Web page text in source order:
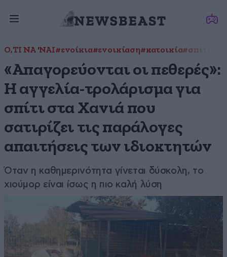
Ο,ΤΙ ΝΑ 'ΝΑΙ#ενοίκια#ενοικίαση#κατοικία#σπίτι
«Απαγορεύονται οι πεθερές»:
Η αγγελία-τρολάρισμα για
σπίτι στα Χανιά που
σατιρίζει τις παράλογες
απαιτήσεις των ιδιοκτητών
Όταν η καθημερινότητα γίνεται δύσκολη, το
χιούμορ είναι ίσως η πιο καλή λύση